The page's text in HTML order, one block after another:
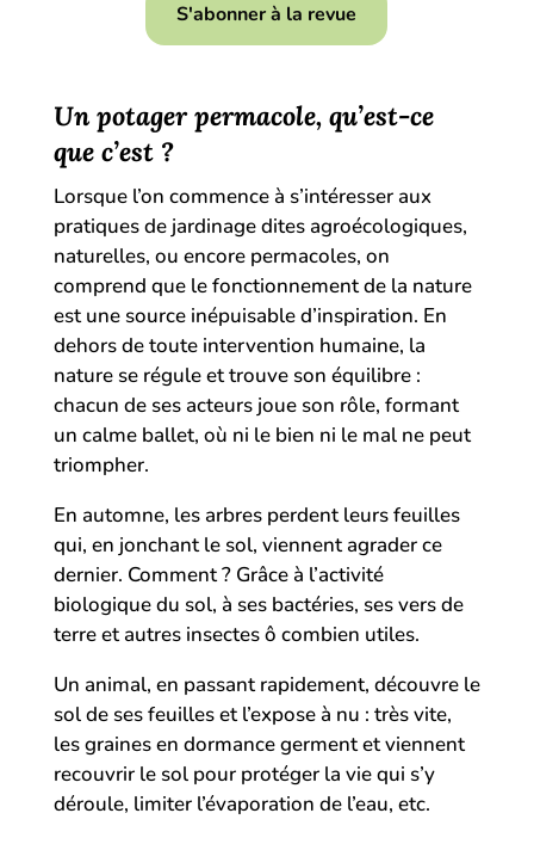
S'abonner à la revue
Un potager permacole, qu’est-ce
que c’est ?
Lorsque l’on commence à s’intéresser aux
pratiques de jardinage dites agroécologiques,
naturelles, ou encore permacoles, on
comprend que le fonctionnement de la nature
est une source inépuisable d’inspiration. En
dehors de toute intervention humaine, la
nature se régule et trouve son équilibre :
chacun de ses acteurs joue son rôle, formant
un calme ballet, où ni le bien ni le mal ne peut
triompher.
En automne, les arbres perdent leurs feuilles
qui, en jonchant le sol, viennent agrader ce
dernier. Comment ? Grâce à l’activité
biologique du sol, à ses bactéries, ses vers de
terre et autres insectes ô combien utiles.
Un animal, en passant rapidement, découvre le
sol de ses feuilles et l’expose à nu : très vite,
les graines en dormance germent et viennent
recouvrir le sol pour protéger la vie qui s’y
déroule, limiter l’évaporation de l’eau, etc.